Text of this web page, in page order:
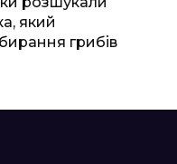
який
грибів